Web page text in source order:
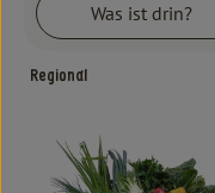
Getränke
Haushalt
Einkaufen
Was ist drin?
Regional